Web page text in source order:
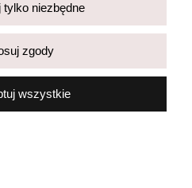
menu
(2)
do zakładki
(3)
w pole
danymi
dostępnych np. na
https://
lub:https://www.cookie-
tylko niezbędne
zgody
wszystkie